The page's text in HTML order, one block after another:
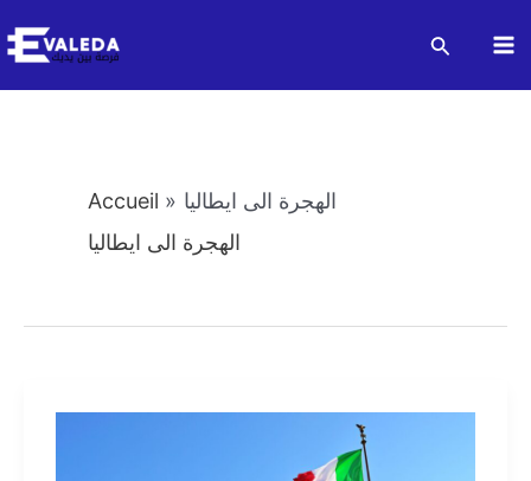
au
contenu
Accueil
الهجرة الى ايطاليا
الهجرة الى ايطاليا